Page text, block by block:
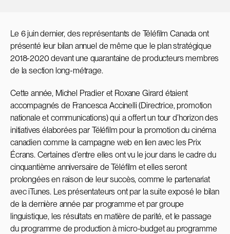
Le 6 juin dernier, des représentants de Téléfilm Canada ont
présenté leur bilan annuel de même que le plan stratégique
2018-2020 devant une quarantaine de producteurs membres
de la section long-métrage.
Cette année, Michel Pradier et Roxane Girard étaient
accompagnés de Francesca Accinelli (Directrice, promotion
nationale et communications) qui a offert un tour d’horizon des
initiatives élaborées par Téléfilm pour la promotion du cinéma
canadien comme la campagne web en lien avec les Prix
Écrans. Certaines d’entre elles ont vu le jour dans le cadre du
cinquantième anniversaire de Téléfilm et elles seront
prolongées en raison de leur succès, comme le partenariat
avec iTunes. Les présentateurs ont par la suite exposé le bilan
de la dernière année par programme et par groupe
linguistique, les résultats en matière de parité, et le passage
du programme de production à micro-budget au programme